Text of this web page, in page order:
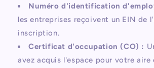
Numéro d'identification
les entreprises reçoivent un EIN de
inscription.
Certificat d'occupation (CO) :
avez acquis l'espace pour votre aire